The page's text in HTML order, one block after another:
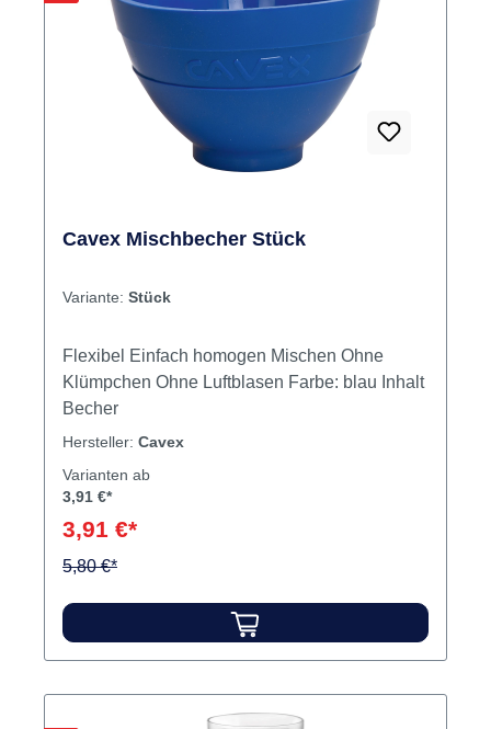
Cavex Mischbecher Stück
Variante: Stück
Flexibel Einfach homogen Mischen Ohne
Klümpchen Ohne Luftblasen Farbe: blau Inhalt
Becher
Hersteller: Cavex
Varianten ab
3,91 €*
3,91 €*
5,80 €*